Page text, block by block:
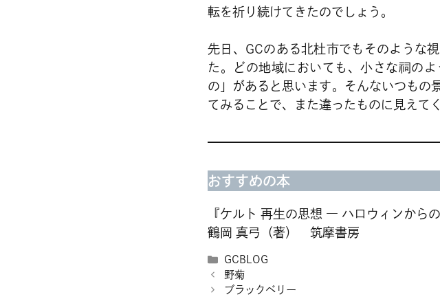
転を祈り続けてきたのでしょう。
先日、GCのある北杜市でもそのような
た。どの地域においても、小さな祠の
の」があると思います。そんないつもの
てみることで、また違ったものに見えて
おすすめの本
『ケルト 再生の思想 ― ハロウィンからの
鶴岡 真弓（著） 筑摩書房
カ
テ
ゴ
GCBLOG
野菊
ブラックベリー